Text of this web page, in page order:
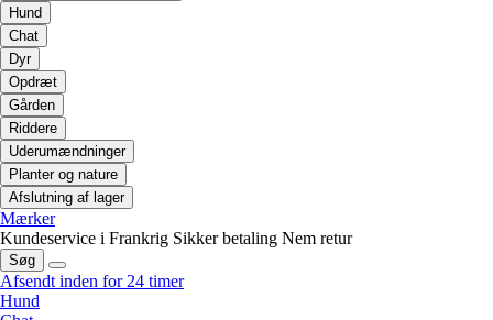
Hund
Chat
Dyr
Opdræt
Gården
Riddere
Uderumændninger
Planter og nature
Afslutning af lager
Mærker
Kundeservice i Frankrig Sikker betaling Nem retur
Søg
Afsendt inden for 24 timer
Hund